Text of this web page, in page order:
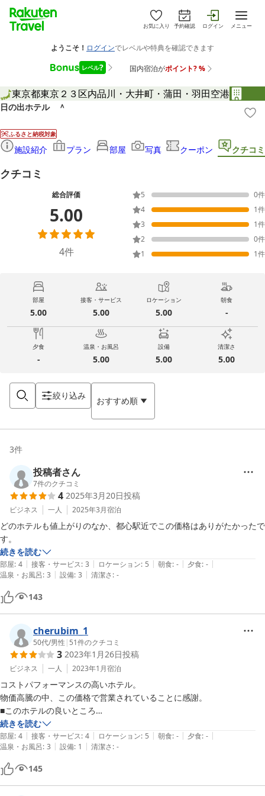
お気に入り 予約確認 ログイン メニュー
東京都東京２３区内品川・大井町・蒲田・羽田空港
日の出ホテル ＾
ふるさと納税対象
施設紹介 プラン 部屋 写真 クーポン クチコミ
クチコミ
総合評価
5.00
4件
5 0件
4
1件
3
1件
2
0件
1
1件
部屋
5.00
接客・サービス
5.00
ロケーション
5.00
朝食
-
夕食
-
温泉・お風呂
5.00
設備
5.00
清潔さ
5.00
絞り込み おすすめ順
3件
投稿者さん
7件のクチコミ
4 2025年3月20日投稿
ビジネス 一人 2025年3月宿泊
どのホテルも値上がりのなか、都心駅近でこの価格はありがたかったで
す。
続きを読む
部屋: 4 | 接客・サービス: 3 | ロケーション: 5 | 朝食: - | 夕食: - |
温泉・お風呂: 3 | 設備: 3 | 清潔さ: -
143
cherubim_1
50代/男性 | 51件のクチコミ
3 2023年1月26日投稿
ビジネス 一人 2023年1月宿泊
コストパフォーマンスの高いホテル。
物価高騰の中、この価格で営業されていることに感謝。
■このホテルの良いところ
・立地が抜群。五反田駅の地下入り口までなら２分で行ける利便性も良
く荒天時は有難い。
・周囲にコンビニ、飲食店もよりどり、１分のところにドン・キホーテ
あり。
・浴室など古いが良く清掃されており、有りがちな匂いなどは気になら
なかった。
続きを読む
部屋: 4 | 接客・サービス: 4 | ロケーション: 5 | 朝食: - | 夕食: - |
温泉・お風呂: 3 | 設備: 1 | 清潔さ: -
145